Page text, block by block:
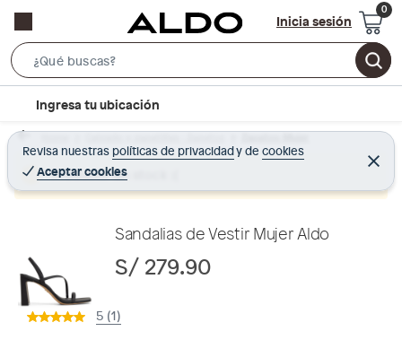
Inicia sesión
e
r
c
B
r
c
t
Ingresa tu ubicación
Revisa nuestras políticas de privacidadyde cookies
Aceptar cookies
C
e
r
Home Calzado y zapatillas - Zapatos Zapatos Mujer
Producto sin stock :(
Sandalias de Vestir Mujer Aldo
S/ 279.90
5 (1)